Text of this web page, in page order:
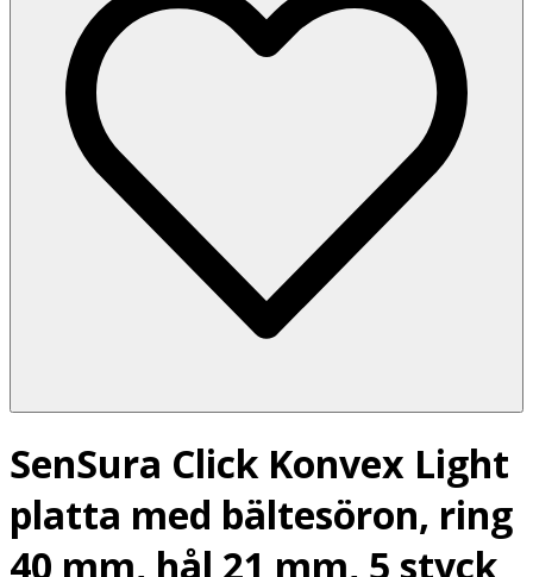
SenSura Click Konvex Light
platta med bältesöron, ring
40 mm, hål 21 mm, 5 styck